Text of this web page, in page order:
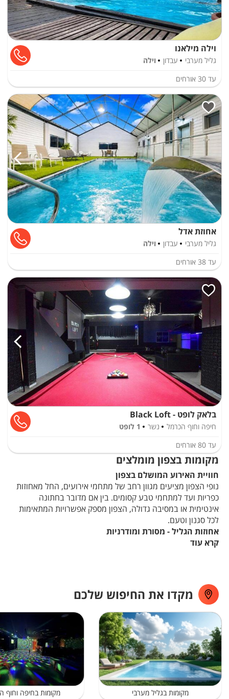
וילה מילאנו
גליל מערבי עבדון
וילה
עד 30 אורחים
אחוזת אדל
גליל מערבי עבדון
וילה
עד 38 אורחים
בלאק לופט - Black Loft
חיפה וחוף הכרמל נשר
1 לופט
עד 80 אורחים
מקומות בצפון מומלצים
קרא עוד
חוויית האירוע המושלם בצפון
נופי הצפון מציעים מגוון רחב של מתחמי אירועים, החל מאחוזות
כפריות ועד למתחמי טבע קסומים. בין אם מדובר בחתונה
אינטימית או במסיבה גדולה, הצפון מספק אפשרויות המתאימות
לכל סגנון וטעם.
אחוזות הגליל - מסורת ומודרניות
האחוזות הגליליות משלבות את הקסם ההיסטורי עם נוחות
מתקדמות.
קסם הכנרת
אירוע על שפת הכנרת מספק חוויה בלתי נשכחת. מתחמי
האירועים לצד האגם משלבים את כחול המים עם שקיעות
מרהיבות, מציעים אפשרות לטקסים על החוף וחגיגה באולם או
תחת כיפת השמיים. הנוף הטבעי מספק תפאורה מושלמת
לצילומים.
יערות הגליל - חתונות טבע
חתונות יער מציעות אווירה אינטימית וייחודית. המתחמים
הטבעיים מאפשרים עיצוב מינימליסטי המשתלב עם הסביבה,
מקדו את החיפוש שלכם
מקומות בגליל מערבי מקומות בחיפה וחוף